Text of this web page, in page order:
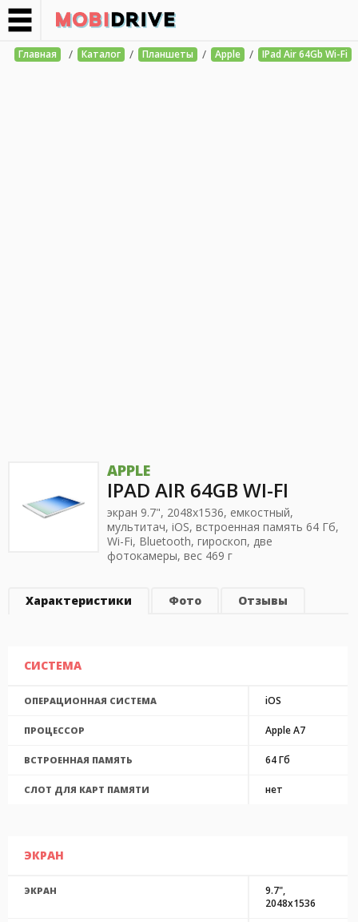
Главная / Каталог / Планшеты / Apple / IPad Air 64Gb Wi-Fi
APPLE
IPAD AIR 64GB WI-FI
экран 9.7", 2048x1536, емкостный,
мультитач, iOS, встроенная память 64 Гб,
Wi-Fi, Bluetooth, гироскоп, две
фотокамеры, вес 469 г
Характеристики Фото Отзывы
СИСТЕМА
ОПЕРАЦИОННАЯ СИСТЕМА iOS
ПРОЦЕССОР Apple A7
ВСТРОЕННАЯ ПАМЯТЬ 64 Гб
СЛОТ ДЛЯ КАРТ ПАМЯТИ нет
ЭКРАН
ЭКРАН
9.7",
2048x1536